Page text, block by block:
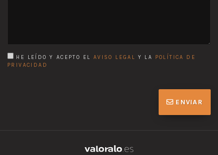
HE LEÍDO Y ACEPTO EL AVISO LEGAL Y LA
POLÍTICA DE
PRIVACIDAD
ENVIAR